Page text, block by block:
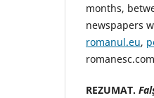
months,
newspapers
romanul.eu,
REZUMAT.